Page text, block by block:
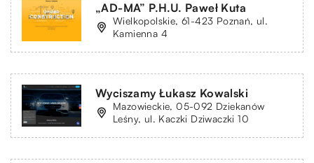
„AD-MA” P.H.U. Paweł Kuta
Wielkopolskie, 61-423 Poznań, ul.
Kamienna 4
Wyciszamy Łukasz Kowalski
Mazowieckie, 05-092 Dziekanów
Leśny, ul. Kaczki Dziwaczki 10